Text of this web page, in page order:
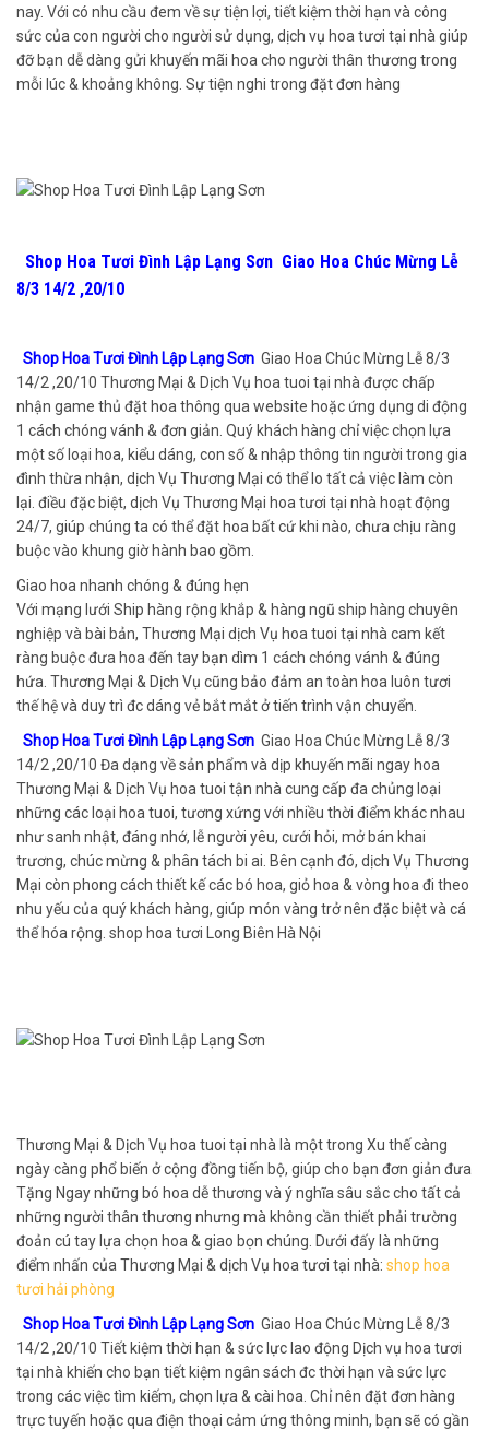
nay. Với có nhu cầu đem về sự tiện lợi, tiết kiệm thời hạn và công
sức của con người cho người sử dụng, dịch vụ hoa tươi tại nhà giúp
đỡ bạn dễ dàng gửi khuyến mãi hoa cho người thân thương trong
mỗi lúc & khoảng không. Sự tiện nghi trong đặt đơn hàng
Shop Hoa Tươi Đình Lập Lạng Sơn Giao Hoa Chúc Mừng Lễ
8/3 14/2 ,20/10
Shop Hoa Tươi Đình Lập Lạng Sơn Giao Hoa Chúc Mừng Lễ 8/3
14/2 ,20/10 Thương Mại & Dịch Vụ hoa tuoi tại nhà được chấp
nhận game thủ đặt hoa thông qua website hoặc ứng dụng di động
1 cách chóng vánh & đơn giản. Quý khách hàng chỉ việc chọn lựa
một số loại hoa, kiểu dáng, con số & nhập thông tin người trong gia
đình thừa nhận, dịch Vụ Thương Mại có thể lo tất cả việc làm còn
lại. điều đặc biệt, dịch Vụ Thương Mại hoa tươi tại nhà hoạt động
24/7, giúp chúng ta có thể đặt hoa bất cứ khi nào, chưa chịu ràng
buộc vào khung giờ hành bao gồm.
Giao hoa nhanh chóng & đúng hẹn
Với mạng lưới Ship hàng rộng khắp & hàng ngũ ship hàng chuyên
nghiệp và bài bản, Thương Mại dịch Vụ hoa tuoi tại nhà cam kết
ràng buộc đưa hoa đến tay bạn dìm 1 cách chóng vánh & đúng
hứa. Thương Mại & Dịch Vụ cũng bảo đảm an toàn hoa luôn tươi
thế hệ và duy trì đc dáng vẻ bắt mắt ở tiến trình vận chuyển.
Shop Hoa Tươi Đình Lập Lạng Sơn Giao Hoa Chúc Mừng Lễ 8/3
14/2 ,20/10 Đa dạng về sản phẩm và dịp khuyến mãi ngay hoa
Thương Mại & Dịch Vụ hoa tuoi tận nhà cung cấp đa chủng loại
những các loại hoa tuoi, tương xứng với nhiều thời điểm khác nhau
như sanh nhật, đáng nhớ, lễ người yêu, cưới hỏi, mở bán khai
trương, chúc mừng & phân tách bi ai. Bên cạnh đó, dịch Vụ Thương
Mại còn phong cách thiết kế các bó hoa, giỏ hoa & vòng hoa đi theo
nhu yếu của quý khách hàng, giúp món vàng trở nên đặc biệt và cá
thể hóa rộng. shop hoa tươi Long Biên Hà Nội
Thương Mại & Dịch Vụ hoa tuoi tại nhà là một trong Xu thế càng
ngày càng phổ biến ở cộng đồng tiến bộ, giúp cho bạn đơn giản đưa
Tặng Ngay những bó hoa dễ thương và ý nghĩa sâu sắc cho tất cả
những người thân thương nhưng mà không cần thiết phải trường
đoản cú tay lựa chọn hoa & giao bọn chúng. Dưới đấy là những
điểm nhấn của Thương Mại & dịch Vụ hoa tươi tại nhà: shop hoa
tươi hải phòng
Shop Hoa Tươi Đình Lập Lạng Sơn Giao Hoa Chúc Mừng Lễ 8/3
14/2 ,20/10 Tiết kiệm thời hạn & sức lực lao động Dịch vụ hoa tươi
tại nhà khiến cho bạn tiết kiệm ngân sách đc thời hạn và sức lực
trong các việc tìm kiếm, chọn lựa & cài hoa. Chỉ nên đặt đơn hàng
trực tuyến hoặc qua điện thoại cảm ứng thông minh, bạn sẽ có gần